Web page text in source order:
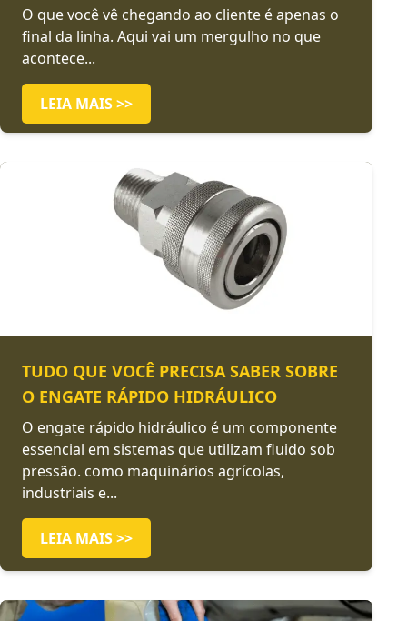
O que você vê chegando ao cliente é apenas o
final da linha. Aqui vai um mergulho no que
acontece...
LEIA MAIS >>
TUDO QUE VOCÊ PRECISA SABER SOBRE
O ENGATE RÁPIDO HIDRÁULICO
O engate rápido hidráulico é um componente
essencial em sistemas que utilizam fluido sob
pressão. como maquinários agrícolas,
industriais e...
LEIA MAIS >>